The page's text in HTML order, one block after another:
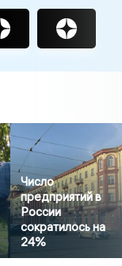
Число
предприятий в
России
сократилось на
24%